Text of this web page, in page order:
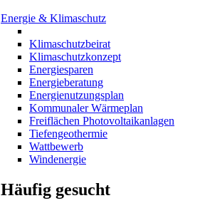
Energie & Klimaschutz
Klimaschutzbeirat
Klimaschutzkonzept
Energiesparen
Energieberatung
Energienutzungsplan
Kommunaler Wärmeplan
Freiflächen Photovoltaikanlagen
Tiefengeothermie
Wattbewerb
Windenergie
Häufig gesucht